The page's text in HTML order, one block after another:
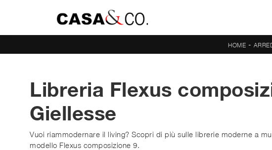
HOME -
Libreria Flexus
Giellesse
Vuoi riammodernare il living? Scopri di più sulle librerie moderne a
modello Flexus composizione 9.